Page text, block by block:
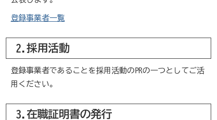
登録事業者一覧
2.採用活動
登録事業者であることを採用活動のPRの一つとしてご活
用ください。
3.在職証明書の発行